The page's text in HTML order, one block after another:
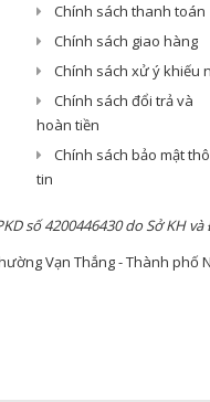
Chính sách thanh toán
Chính sách giao hàng
Chính sách xử ý khiếu
Chính sách đổi trả và
hoàn tiền
Chính sách bảo mật
tin
số 4200446430 do Sở KH
Vạn Thắng - Thành phố